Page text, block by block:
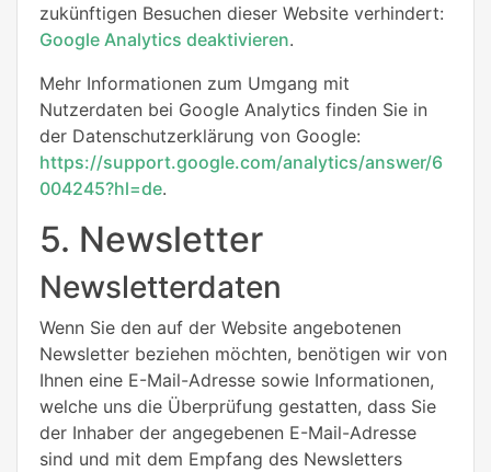
zukünftigen Besuchen dieser Website verhindert:
Google Analytics deaktivieren.
Mehr Informationen zum Umgang mit
Nutzerdaten bei Google Analytics finden Sie in
der Datenschutzerklärung von Google:
https://support.google.com/analytics/answer/6
004245?hl=de.
5. Newsletter
Newsletterdaten
Wenn Sie den auf der Website angebotenen
Newsletter beziehen möchten, benötigen wir von
Ihnen eine E-Mail-Adresse sowie Informationen,
welche uns die Überprüfung gestatten, dass Sie
der Inhaber der angegebenen E-Mail-Adresse
sind und mit dem Empfang des Newsletters